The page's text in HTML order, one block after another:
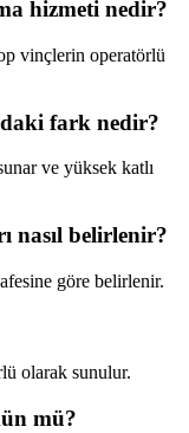
hizmeti nedir?
vinçlerin operatörlü
fark nedir?
ve yüksek katlı
nasıl belirlenir?
göre belirlenir.
olarak sunulur.
mü?